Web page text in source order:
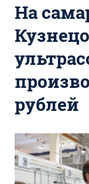
Ремонт
Набережная
Неделя
На
рублей